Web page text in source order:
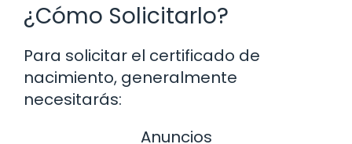
¿Cómo Solicitarlo?
Para solicitar el certificado de
nacimiento, generalmente
necesitarás:
Anuncios